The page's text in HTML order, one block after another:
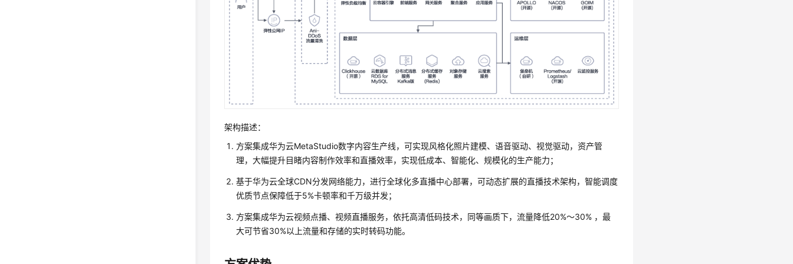
架构描述：
方案集成华为云MetaStudio数字内容生产线，可实现风格化照片建模、语音驱动、视觉驱动，资产管
理，大幅提升目睹内容制作效率和直播效率，实现低成本、智能化、规模化的生产能力；
基于华为云全球CDN分发网络能力，进行全球化多直播中心部署，可动态扩展的直播技术架构，智能调度
优质节点保障低于5%卡顿率和千万级并发；
方案集成华为云视频点播、视频直播服务，依托高清低码技术，同等画质下，流量降低20%～30% ，最
大可节省30%以上流量和存储的实时转码功能。